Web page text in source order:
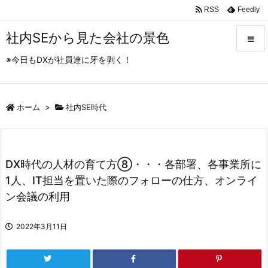
社内SEから見た会社の景色
※今日もDXが社員達に牙を剥く！
次へ
RSS Feedly
ホーム > 社内SE時代
DX時代の人材の育て方⑧・・・各部署、各事業所に
1人、IT担当を置いた際のフォローの仕方、オンライ
ン会議の利用
2022年3月11日